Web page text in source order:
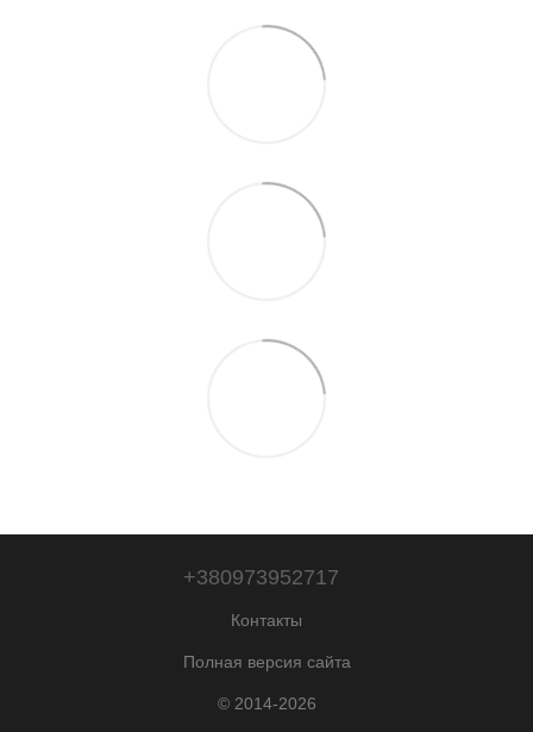
+380973952717
Контакты
Полная версия сайта
© 2014-2026